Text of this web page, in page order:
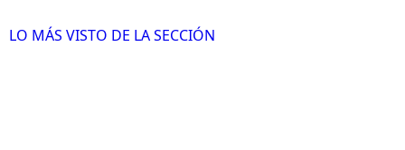
LO MÁS VISTO DE LA SECCIÓN